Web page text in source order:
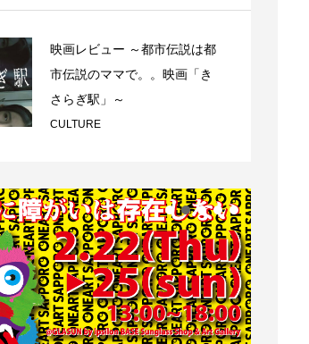
映画レビュー ～都市伝説は都
市伝説のママで。。映画「き
さらぎ駅」～
CULTURE